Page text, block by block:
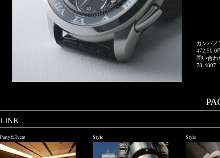
カンパノ
472,50 0
問い合
78-4807
LINK
Party&Event Style Style